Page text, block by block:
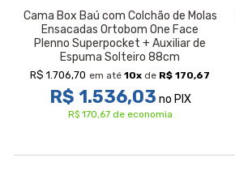
Cama Box Baú com Colchão de Molas
Ensacadas Ortobom One Face
Plenno Superpocket + Auxiliar de
Espuma Solteiro 88cm
R$ 1.706,70 em até 10x de R$ 170,67
R$ 1.536,03 no PIX
R$ 170,67 de economia